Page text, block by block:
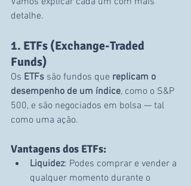
detalhe.
1. ETFs (Exchange-Traded
Funds)
Os ETFs são fundos que replicam o
desempenho de um índice, como o S&P
500, e são negociados em bolsa — tal
como uma ação.
Vantagens dos ETFs:
Liquidez: Podes comprar e vender a
qualquer momento durante o